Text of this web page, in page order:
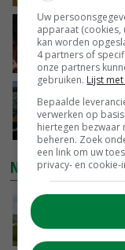
je
NIEUWSTE VIDEO'S
Uw
apparaat (cookies,
kan worden
4 partners of
onze partners
gebruiken. Lijst
Bepaalde
verwerken op
hiertegen
beheren. Zoek
een link om uw
privacy- en cookie-